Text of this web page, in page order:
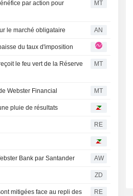
par action pour
MT
le marché obligataire AN
à la baisse du taux d'imposition
le feu vert de la Réserve
MT
Webster Financial MT
pluie de résultats
RE
Bank par Santander AW
ZD
mitigées face au repli des
RE